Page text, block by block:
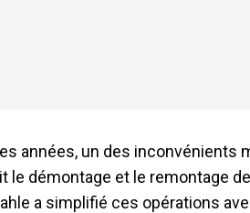
années, un des inconvénients
le démontage et le remontage
a simplifié ces opérations